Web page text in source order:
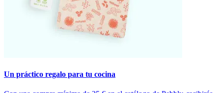
Un práctico regalo para tu cocina